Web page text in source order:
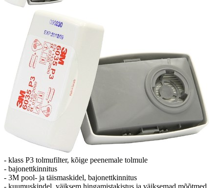
- klass P3 tolmufilter, kõige peenemale tolmule
- bajonettkinnitus
- 3M pool- ja täismaskidel, bajonettkinnitus
- kuumuskindel, väiksem hingamistakistus ja väiksemad mõõtmed